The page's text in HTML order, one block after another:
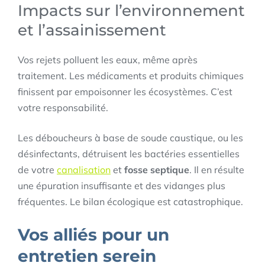
Impacts sur l’environnement
et l’assainissement
Vos rejets polluent les eaux, même après
traitement. Les médicaments et produits chimiques
finissent par empoisonner les écosystèmes. C’est
votre responsabilité.
Les déboucheurs à base de soude caustique, ou les
désinfectants, détruisent les bactéries essentielles
de votre canalisation et fosse septique. Il en résulte
une épuration insuffisante et des vidanges plus
fréquentes. Le bilan écologique est catastrophique.
Vos alliés pour un
entretien serein